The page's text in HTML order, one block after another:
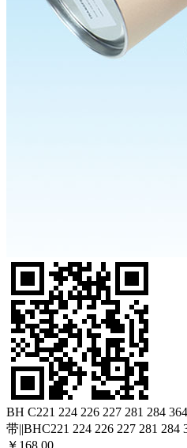
BH C221 224 226 227 281 284
带||BHC221 224 226 227 281 284
￥168.00